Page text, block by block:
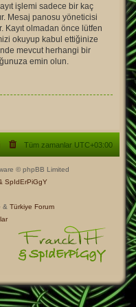
işlemi sadece bir kaç
Mesaj panosu yöneticisi
Kayıt olmadan önce lütfen
okuyup kabul ettiğinize
mevcut herhangi bir
emin olun.
Tüm zamanlar UTC+03:00
© phpBB Limited
SpIdErPiGgY
& Türkiye Forum